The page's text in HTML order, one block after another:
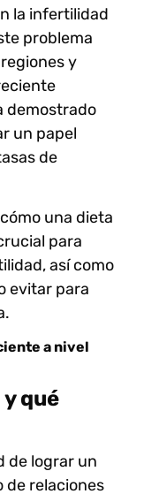
la infertilidad
problema
y
demostrado
un papel
de
una dieta
para
así como
evitar para
a nivel
qué
de lograr un
de relaciones